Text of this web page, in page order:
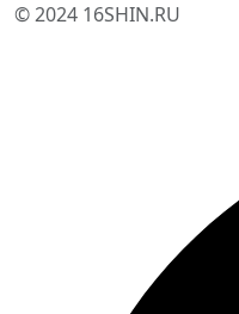
© 2024 16SHIN.RU